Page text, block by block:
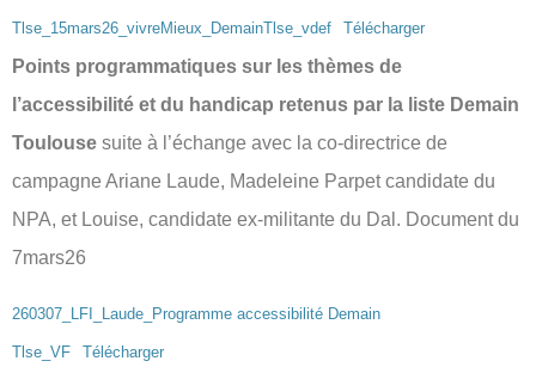
Tlse_15mars26_vivreMieux_DemainTlse_vdef Télécharger
Points programmatiques sur les thèmes de
l’accessibilité et du handicap retenus par la liste Demain
Toulouse suite à l’échange avec la co-directrice de
campagne Ariane Laude, Madeleine Parpet candidate du
NPA, et Louise, candidate ex-militante du Dal. Document du
7mars26
260307_LFI_Laude_Programme accessibilité Demain
Tlse_VF Télécharger